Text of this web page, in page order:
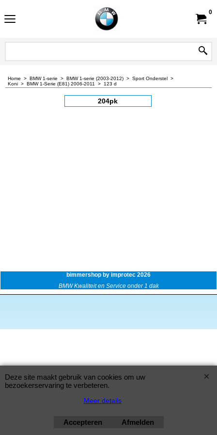
0
Home > BMW 1-serie > BMW 1-serie (2003-2012) > Sport Onderstel >
Koni > BMW 1-Serie (E81) 2006-2011 > 123 d
204pk
bimmershop by improtec 2026
BMW Kwaliteit en Service onder 1 dak
Deze site maakt gebruik van cookies om uw
bezoekerservaring te verbeteren.
Meer details
Accepteren Afmelden